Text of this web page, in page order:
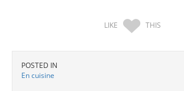
LIKE THIS
POSTED IN
En cuisine